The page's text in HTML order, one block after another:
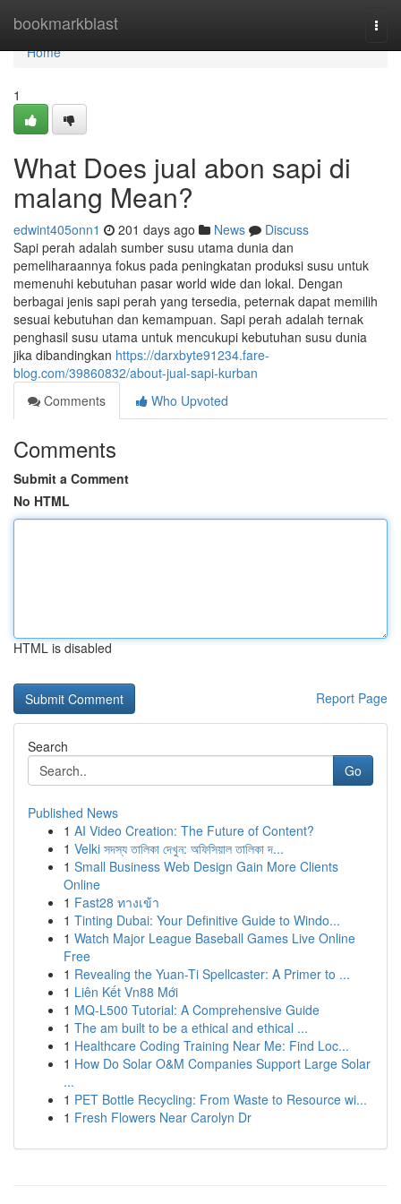
bookmarkblast
Home
Home
1
What Does jual abon sapi di
malang Mean?
edwint405onn1 201 days ago News
Discuss
Sapi perah adalah sumber susu utama dunia dan
pemeliharaannya fokus pada peningkatan produksi susu untuk
memenuhi kebutuhan pasar world wide dan lokal. Dengan
berbagai jenis sapi perah yang tersedia, peternak dapat memilih
sesuai kebutuhan dan kemampuan. Sapi perah adalah ternak
penghasil susu utama untuk mencukupi kebutuhan susu dunia
jika dibandingkan https://darxbyte91234.fare-
blog.com/39860832/about-jual-sapi-kurban
Comments
Who Upvoted
Comments
Submit a Comment
No HTML
HTML is disabled
Report Page
Search
Go
Published News
1 AI Video Creation: The Future of Content?
1 Velki সদস্য তালিকা দেখুন: অফিসিয়াল তালিকা দ...
1 Small Business Web Design Gain More Clients
Online
1 Fast28 ทางเข้า
1 Tinting Dubai: Your Definitive Guide to Windo...
1 Watch Major League Baseball Games Live Online
Free
1 Revealing the Yuan-Ti Spellcaster: A Primer to ...
1 Liên Kết Vn88 Mới
1 MQ-L500 Tutorial: A Comprehensive Guide
1 The am built to be a ethical and ethical ...
1 Healthcare Coding Training Near Me: Find Loc...
1 How Do Solar O&M Companies Support Large Solar
...
1 PET Bottle Recycling: From Waste to Resource wi...
1 Fresh Flowers Near Carolyn Dr